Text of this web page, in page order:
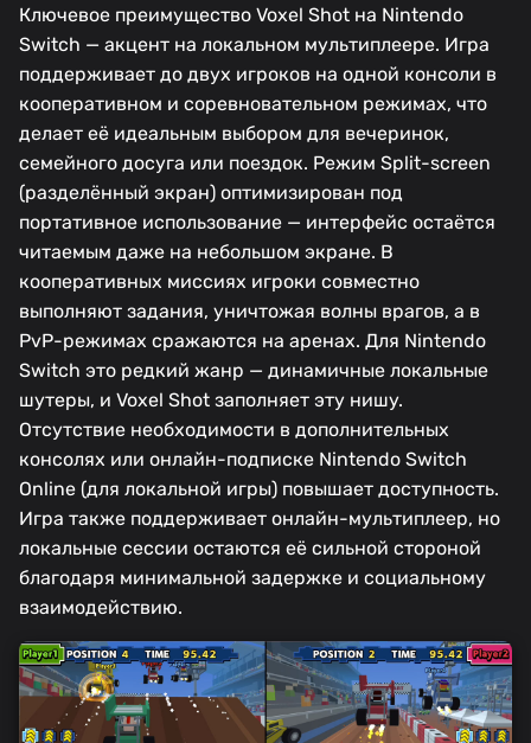
Ключевое преимущество Voxel Shot на Nintendo
Switch — акцент на локальном мультиплеере. Игра
поддерживает до двух игроков на одной консоли в
кооперативном и соревновательном режимах, что
делает её идеальным выбором для вечеринок,
семейного досуга или поездок. Режим Split-screen
(разделённый экран) оптимизирован под
портативное использование — интерфейс остаётся
читаемым даже на небольшом экране. В
кооперативных миссиях игроки совместно
выполняют задания, уничтожая волны врагов, а в
PvP-режимах сражаются на аренах. Для Nintendo
Switch это редкий жанр — динамичные локальные
шутеры, и Voxel Shot заполняет эту нишу.
Отсутствие необходимости в дополнительных
консолях или онлайн-подписке Nintendo Switch
Online (для локальной игры) повышает доступность.
Игра также поддерживает онлайн-мультиплеер, но
локальные сессии остаются её сильной стороной
благодаря минимальной задержке и социальному
взаимодействию.